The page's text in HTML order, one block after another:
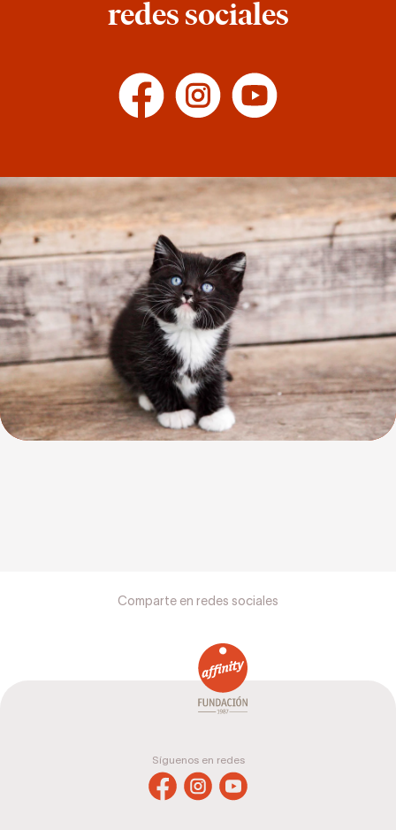
redes sociales
Comparte en redes sociales
Síguenos en redes